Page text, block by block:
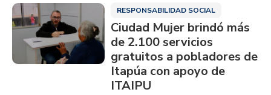
RESPONSABILIDAD SOCIAL
Ciudad Mujer brindó más
de 2.100 servicios
gratuitos a pobladores de
Itapúa con apoyo de
ITAIPU